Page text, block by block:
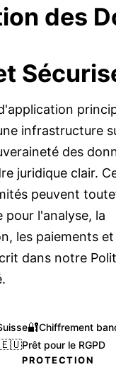
des
infrastructure
des
juridique clair.
peuvent
pour l'analyse, la
les paiements
dans notre
🔐Chiffrement
🇪🇺Prêt pour le RGPD
PROTECTION